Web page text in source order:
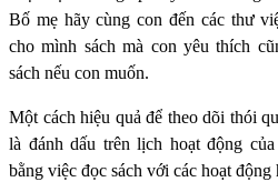
Bố mẹ hãy cùng con đến các thư
cho mình sách mà con yêu thích
sách nếu con muốn.
Một cách hiệu quả để theo dõi thói
là đánh dấu trên lịch hoạt động
bằng việc đọc sách với các hoạt động